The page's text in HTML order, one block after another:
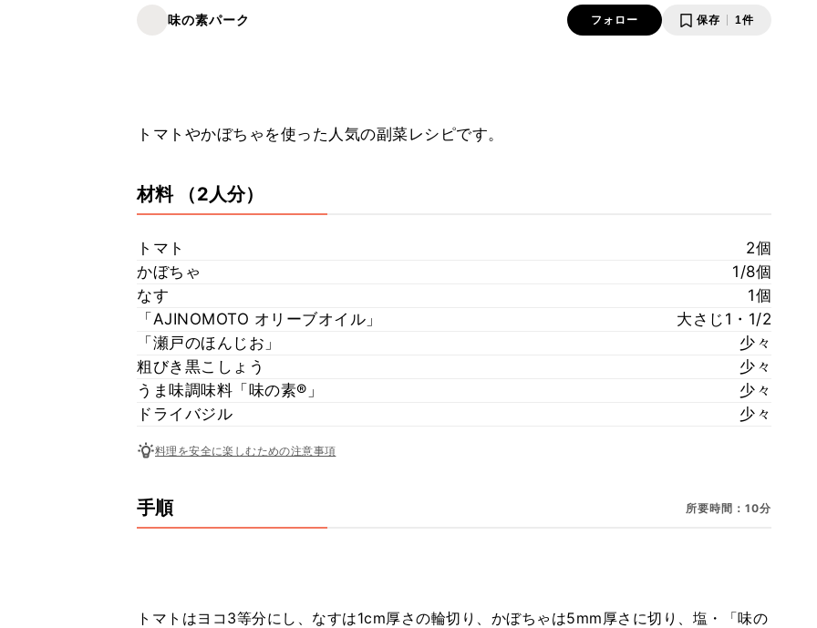
味の素パーク フォロー 保存 1件
トマトやかぼちゃを使った人気の副菜レシピです。
材料 （2人分）
トマト
2個
かぼちゃ
1/8個
なす
1個
「AJINOMOTO オリーブオイル」
大さじ1・1/2
「瀬戸のほんじお」
少々
粗びき黒こしょう
少々
うま味調味料「味の素®」
少々
ドライバジル
少々
料理を安全に楽しむための注意事項
手順 所要時間：10分
トマトはヨコ3等分にし、なすは1cm厚さの輪切り、かぼちゃは5mm厚さに切り、塩・「味の